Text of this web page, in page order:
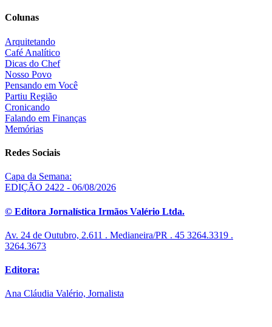
Colunas
Arquitetando
Café Analítico
Dicas do Chef
Nosso Povo
Pensando em Você
Partiu Região
Cronicando
Falando em Finanças
Memórias
Redes Sociais
Capa da Semana:
EDIÇÃO 2422 - 06/08/2026
© Editora Jornalística Irmãos Valério Ltda.
Av. 24 de Outubro, 2.611 . Medianeira/PR . 45 3264.3319 .
3264.3673
Editora:
Ana Cláudia Valério, Jornalista